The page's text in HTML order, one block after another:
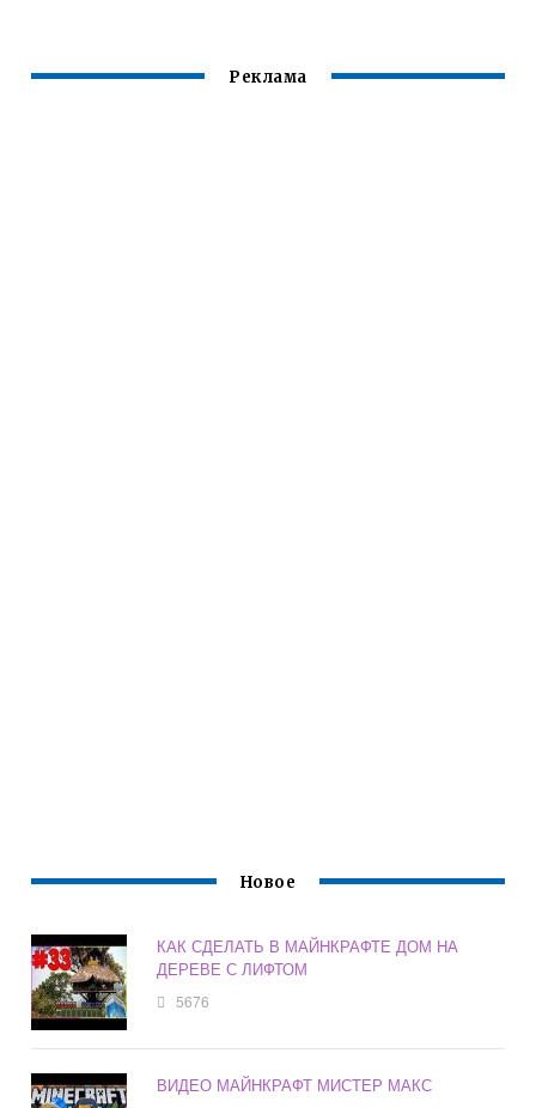
Реклама
Новое
КАК СДЕЛАТЬ В МАЙНКРАФТЕ ДОМ НА
ДЕРЕВЕ С ЛИФТОМ
5676
ВИДЕО МАЙНКРАФТ МИСТЕР МАКС